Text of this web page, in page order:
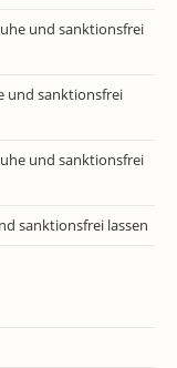
und sanktionsfrei
und sanktionsfrei
und sanktionsfrei
sanktionsfrei lassen